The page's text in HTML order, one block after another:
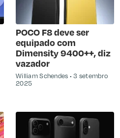
POCO F8 deve ser
equipado com
Dimensity 9400++, diz
vazador
William Schendes
3 setembro
2025